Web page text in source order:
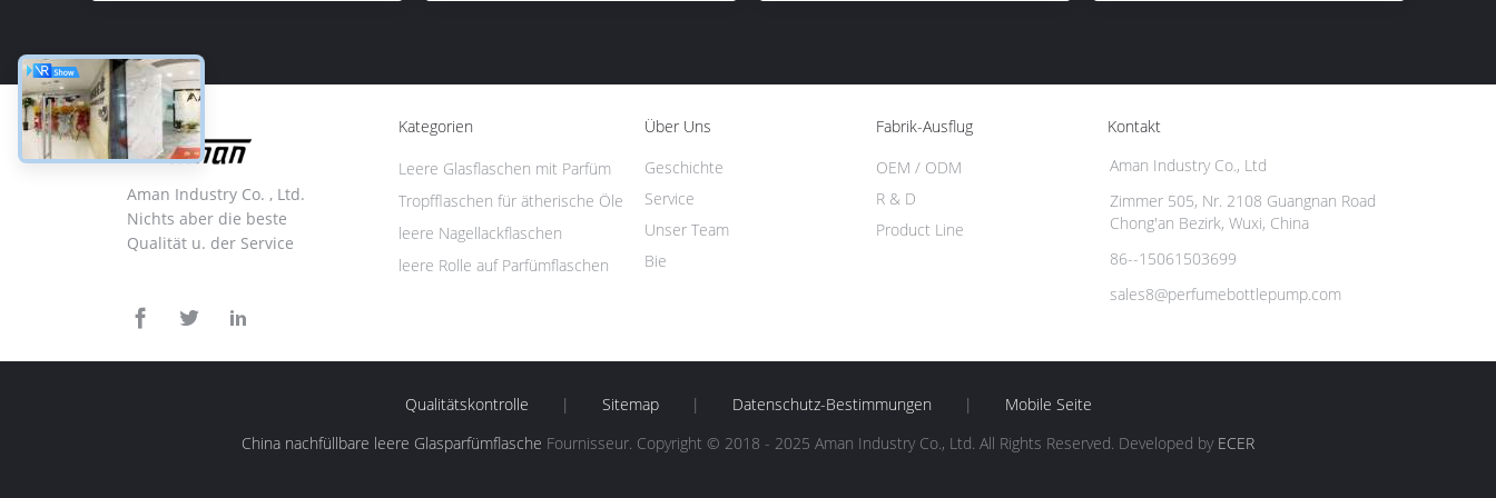
Aman Industry Co. , Ltd.
Nichts aber die beste
Qualität u. der Service
Kategorien
leere Rolle auf Parfümflaschen
Leere Glasflaschen mit Parfüm
Tropfflaschen für ätherische Öle
leere Nagellackflaschen
Über Uns
Bie
Geschichte
Service
Unser Team
Fabrik-Ausflug
Product Line
OEM / ODM
R & D
Kontakt
Aman Industry Co., Ltd
Zimmer 505, Nr. 2108 Guangnan Road
Chong'an Bezirk, Wuxi, China
86--15061503699
sales8@perfumebottlepump.com
Qualitätskontrolle | Sitemap | Datenschutz-Bestimmungen |
Mobile Seite
China nachfüllbare leere Glasparfümflasche Fournisseur. Copyright © 2018 - 2025 Aman Industry Co., Ltd. All Rights Reserved. Developed by ECER